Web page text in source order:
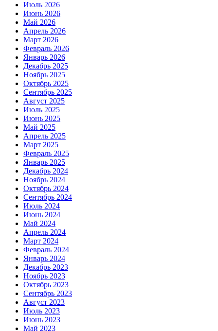
Июль 2026
Июнь 2026
Май 2026
Апрель 2026
Март 2026
Февраль 2026
Январь 2026
Декабрь 2025
Ноябрь 2025
Октябрь 2025
Сентябрь 2025
Август 2025
Июль 2025
Июнь 2025
Май 2025
Апрель 2025
Март 2025
Февраль 2025
Январь 2025
Декабрь 2024
Ноябрь 2024
Октябрь 2024
Сентябрь 2024
Июль 2024
Июнь 2024
Май 2024
Апрель 2024
Март 2024
Февраль 2024
Январь 2024
Декабрь 2023
Ноябрь 2023
Октябрь 2023
Сентябрь 2023
Август 2023
Июль 2023
Июнь 2023
Май 2023